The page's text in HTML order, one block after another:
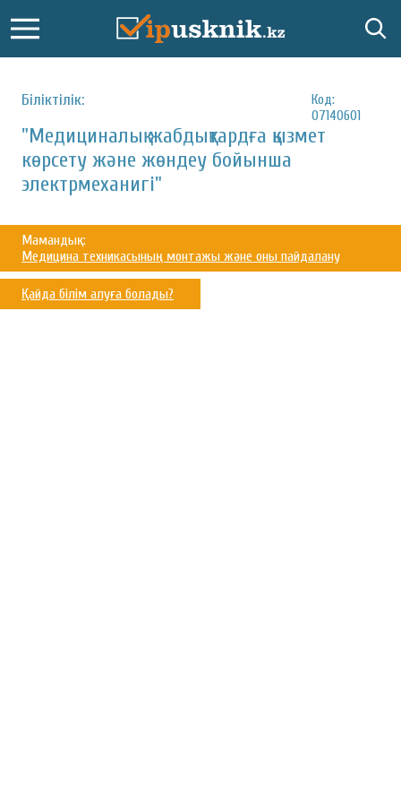
Біліктілік:
Код:
07140601
"Медициналық жабдықтардға қызмет
көрсету және жөндеу бойынша
электрмеханигі"
Мамандық:
Медицина техникасының монтажы және оны пайдалану
Қайда білім алуға болады?